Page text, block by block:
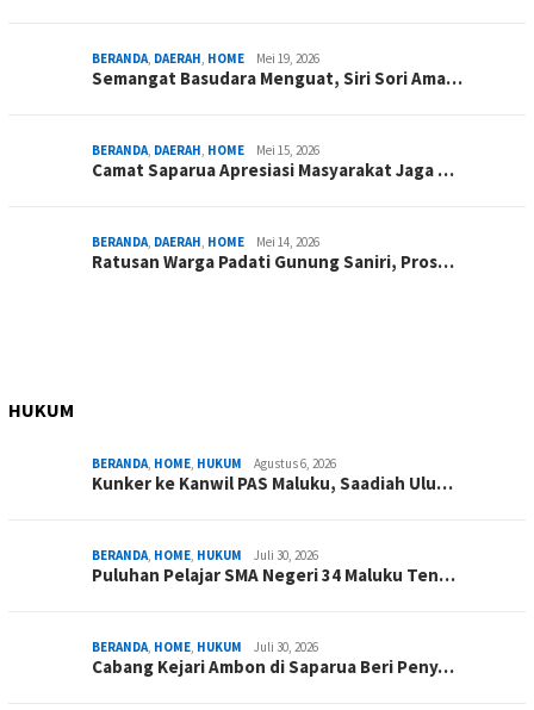
BERANDA, DAERAH, HOME Mei 19, 2026
Semangat Basudara Menguat, Siri Sori Ama…
BERANDA, DAERAH, HOME Mei 15, 2026
Camat Saparua Apresiasi Masyarakat Jaga …
BERANDA, DAERAH, HOME Mei 14, 2026
Ratusan Warga Padati Gunung Saniri, Pros…
HUKUM
BERANDA, HOME, HUKUM Agustus 6, 2026
Kunker ke Kanwil PAS Maluku, Saadiah Ulu…
BERANDA, HOME, HUKUM Juli 30, 2026
Puluhan Pelajar SMA Negeri 34 Maluku Ten…
BERANDA, HOME, HUKUM Juli 30, 2026
Cabang Kejari Ambon di Saparua Beri Peny…